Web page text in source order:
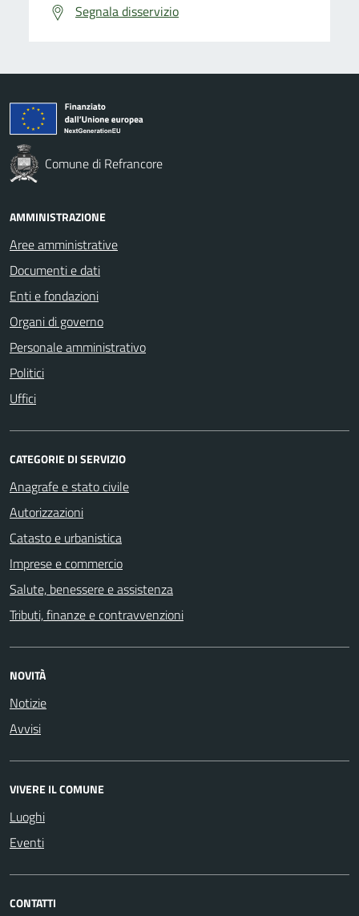
Segnala disservizio
Comune di Refrancore
AMMINISTRAZIONE
Aree amministrative
Documenti e dati
Enti e fondazioni
Organi di governo
Personale amministrativo
Politici
Uffici
CATEGORIE DI SERVIZIO
Anagrafe e stato civile
Autorizzazioni
Catasto e urbanistica
Imprese e commercio
Salute, benessere e assistenza
Tributi, finanze e contravvenzioni
NOVITÀ
Notizie
Avvisi
VIVERE IL COMUNE
Luoghi
Eventi
CONTATTI